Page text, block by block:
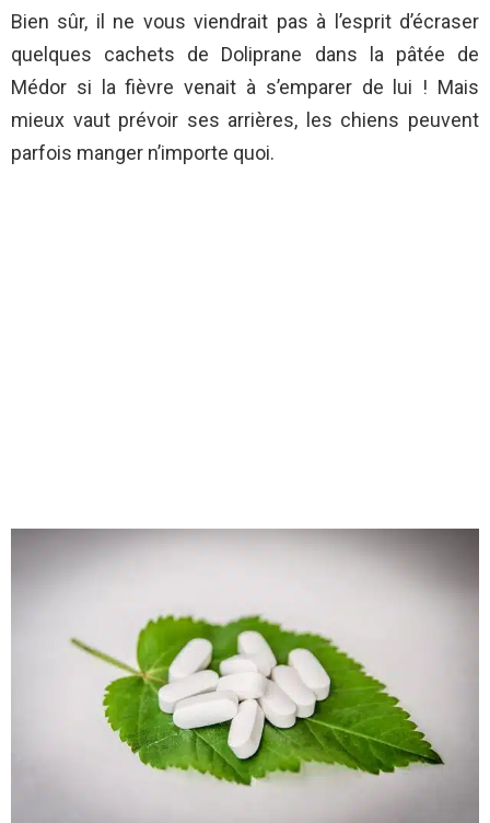
Bien sûr, il ne vous viendrait pas à l’esprit d’écraser
quelques cachets de Doliprane dans la pâtée de
Médor si la fièvre venait à s’emparer de lui ! Mais
mieux vaut prévoir ses arrières, les chiens peuvent
parfois manger n’importe quoi.